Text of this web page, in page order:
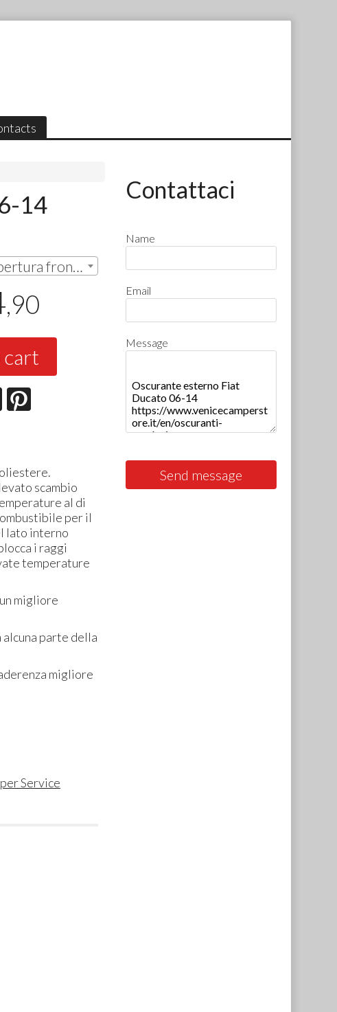
14
solo cristalli con apertura frontale | € 164,90
,90
scambio
al di
per il
lato interno
i raggi
temperature
migliore
parte della
migliore
Service
Contattaci
Name
Email
Message
Send message